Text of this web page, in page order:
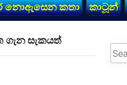
නොඇසෙන කතා කාටූන්
ගැන සැකයත්